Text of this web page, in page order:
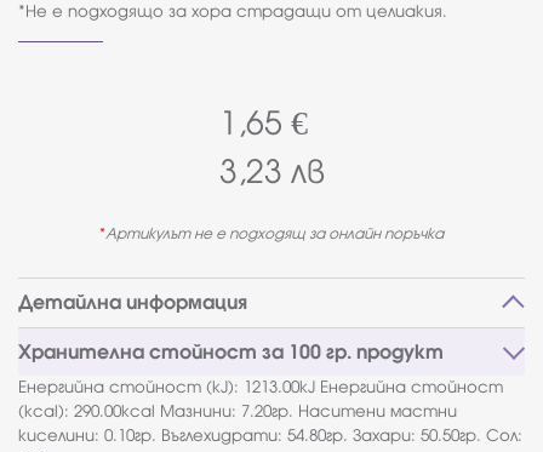
*Не е подходящо за хора страдащи от целиакия.
1,65 €
3,23 лв
Артикулът не е подходящ за онлайн поръчка
Детайлна информация
Хранителна стойност за 100 гр. продукт
Енергийна стойност (kJ): 1213.00kJ Енергийна стойност
(kcal): 290.00kcal Мазнини: 7.20гр. Наситени мастни
киселини: 0.10гр. Въглехидрати: 54.80гр. Захари: 50.50гр. Сол: